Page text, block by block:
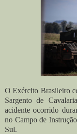
O Exército Brasileiro
Sargento de
acidente ocorrido
no Campo de
Sul.